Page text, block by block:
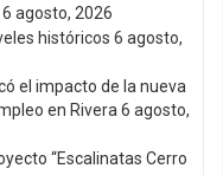
6 agosto, 2026
históricos 6 agosto,
el impacto de la nueva
en Rivera 6 agosto,
“Escalinatas Cerro